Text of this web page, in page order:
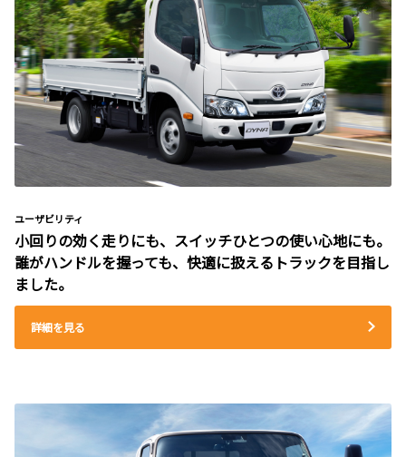
ユーザビリティ
小回りの効く走りにも、スイッチひとつの使い心地にも。
誰がハンドルを握っても、快適に扱えるトラックを目指し
ました。
詳細を見る